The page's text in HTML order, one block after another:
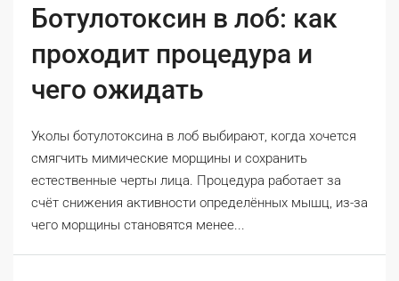
Ботулотоксин в лоб: как
проходит процедура и
чего ожидать
Уколы ботулотоксина в лоб выбирают, когда хочется
смягчить мимические морщины и сохранить
естественные черты лица. Процедура работает за
счёт снижения активности определённых мышц, из-за
чего морщины становятся менее...